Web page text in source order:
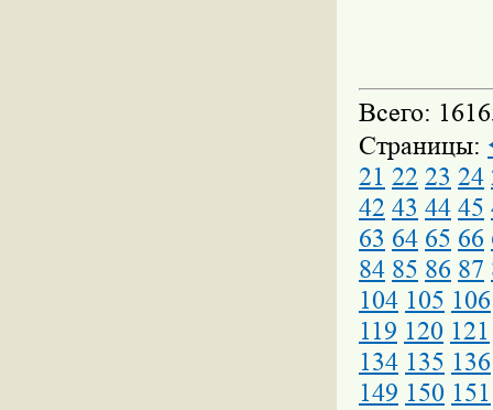
Всего:
Страницы:
21 22 23 24
42 43 44 45
63 64 65 66
84 85 86 87
104 105 106
119 120 121
134 135 136
149 150 151